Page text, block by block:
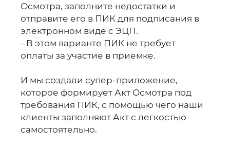
Осмотра, заполните недостатки и
отправите его в ПИК для подписания в
электронном виде с ЭЦП.
- В этом варианте ПИК не требует
оплаты за участие в приемке.
И мы создали супер-приложение,
которое формирует Акт Осмотра под
требования ПИК, с помощью чего наши
клиенты заполняют Акт с легкостью
самостоятельно.